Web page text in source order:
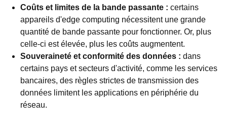
Coûts et limites de la bande passante : certains
appareils d'edge computing nécessitent une grande
quantité de bande passante pour fonctionner. Or, plus
celle-ci est élevée, plus les coûts augmentent.
Souveraineté et conformité des données : dans
certains pays et secteurs d'activité, comme les services
bancaires, des règles strictes de transmission des
données limitent les applications en périphérie du
réseau.